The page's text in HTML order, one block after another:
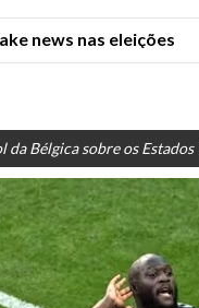
news nas eleições
Bélgica sobre os